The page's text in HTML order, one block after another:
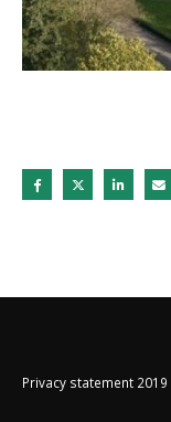
Privacy statement 2019